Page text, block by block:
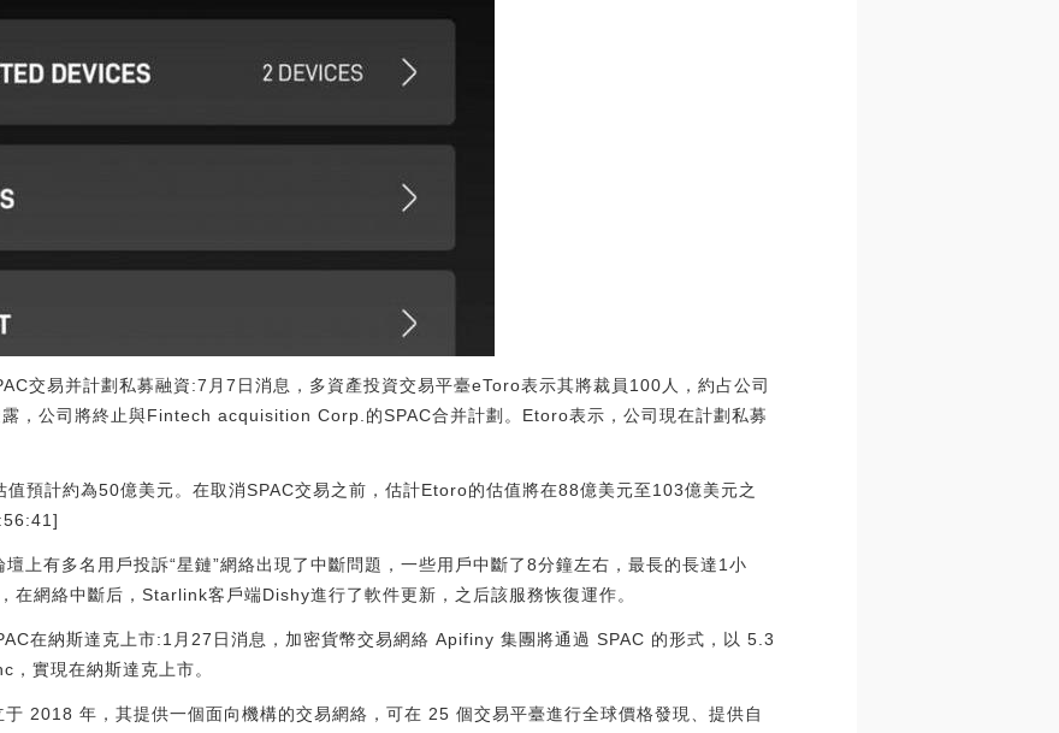
交易并計劃私募融資:7月7日消息，多資產投資交易平臺eToro表示其將裁員100人，約占公司
，公司將終止與Fintech acquisition Corp.的SPAC合并計劃。Etoro表示，公司現在計劃私募
預計約為50億美元。在取消SPAC交易之前，估計Etoro的估值將在88億美元至103億美元之
上有多名用戶投訴“星鏈”網絡出現了中斷問題，一些用戶中斷了8分鐘左右，最長的長達1小
網絡中斷后，Starlink客戶端Dishy進行了軟件更新，之后該服務恢復運作。
在納斯達克上市:1月27日消息，加密貨幣交易網絡 Apifiny 集團將通過 SPAC 的形式，以 5.3
實現在納斯達克上市。
2018 年，其提供一個面向機構的交易網絡，可在 25 個交易平臺進行全球價格發現、提供自